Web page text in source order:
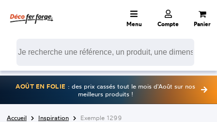
Menu Compte Panier
AOÛT EN FOLIE : des prix cassés tout le mois d'Août sur nos
meilleurs produits !
Accueil Inspiration Exemple 1299